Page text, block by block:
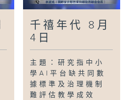
千禧年代 8月
4日
主題：研究指中小
學AI平台缺共同數
據標準及治理機制
難評估教學成效